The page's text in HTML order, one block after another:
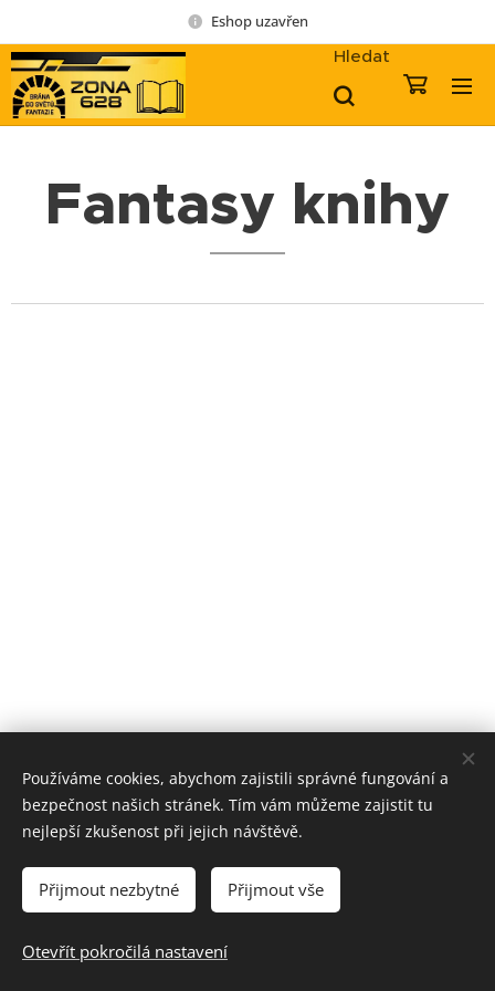
Eshop uzavřen
Hledat
Fantasy knihy
Některé odkazy vedou na obchody, kde můžete hry/knihy koupit -
jsou to affiliate odkazy, díky kterým můžu tento web provozovat.
Přihlášení členská sekce
Používáme cookies, abychom zajistili správné fungování a
bezpečnost našich stránek. Tím vám můžeme zajistit tu
nejlepší zkušenost při jejich návštěvě.
Přijmout nezbytné Přijmout vše
Otevřít pokročilá nastavení